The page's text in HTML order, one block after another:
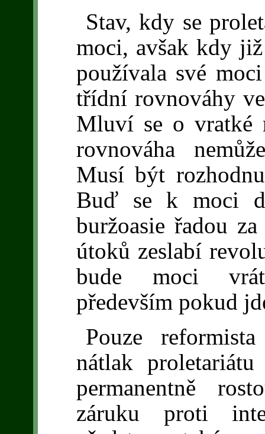
Stav, kdy se
moci, avšak kdy
používala své
třídní rovnováhy
Mluví se o vratké
rovnováha
Musí být
Buď se k moci
buržoasie řadou
útoků zeslabí
bude moci
především pokud
Pouze
nátlak
permanentně
záruku proti